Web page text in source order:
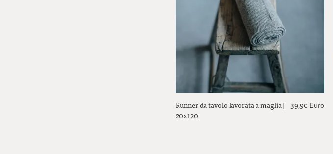
Runner da tavolo lavorata a maglia |
20x120
39,90 Euro